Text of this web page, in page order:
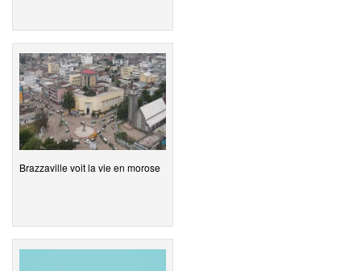
Brazzaville voit la vie en morose